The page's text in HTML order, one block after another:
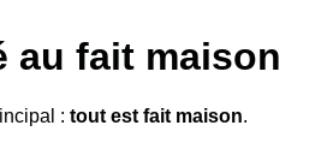
au fait maison
: tout est fait maison.